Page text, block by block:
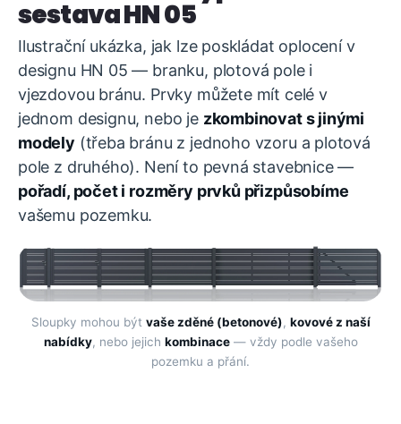
sestava HN 05
Ilustrační ukázka, jak lze poskládat oplocení v
designu HN 05 — branku, plotová pole i
vjezdovou bránu. Prvky můžete mít celé v
jednom designu, nebo je zkombinovat s jinými
modely (třeba bránu z jednoho vzoru a plotová
pole z druhého). Není to pevná stavebnice —
pořadí, počet i rozměry prvků přizpůsobíme
vašemu pozemku.
Sloupky mohou být vaše zděné (betonové), kovové z naší
nabídky, nebo jejich kombinace— vždy podle vašeho
pozemku a přání.